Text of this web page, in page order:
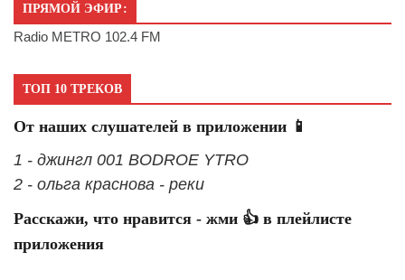
ПРЯМОЙ ЭФИР:
Radio METRO 102.4 FM
ТОП 10 ТРЕКОВ
От наших слушателей в приложении 📱
1 - джингл 001 BODROE YTRO
2 - ольга краснова - реки
Расскажи, что нравится - жми 👍 в плейлисте
приложения